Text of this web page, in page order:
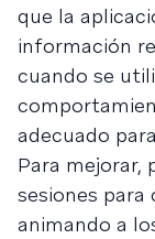
que la
información
cuando se
adecuado
Para mejorar,
sesiones para
animando a